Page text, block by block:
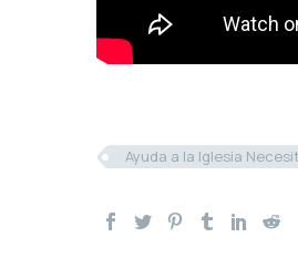
Ayuda a la Iglesia